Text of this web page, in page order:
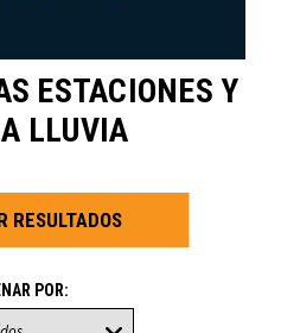
ESTACIONES Y
LLUVIA
RESULTADOS
POR: